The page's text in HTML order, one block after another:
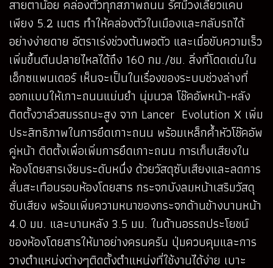
สายตาน้อย คล่องตัวทุกสภาพถนน รัศมีวงเลี้ยวแคบ
เพียง 5.2 เมตร ทำให้คล่องตัวในเมืองและกลับรถได้
อย่างง่ายดาย อัตราเร่งช่วงต้นพอตัว และเมื่อขับความเร็ว
เพิ่มขึ้นตีนปลายไหลได้ถึง 160 กม./ชม. สิ่งที่โดดเด่นใน
เอ็กซแพนเดอร์ เห็นจะเป็นในเรื่องของระบบช่วงล่างที่
ออกแบบให้เกาะถนนแม่นยำ นุ่มนวล โช๊คอัพหน้า-หลัง
ติดตั้งวาล์วสมรรถนะสูง จาก Lancer Evolution X เพิ่ม
ประสิทธิภาพในการยึดเกาะถนน พร้อมเหล็กค้ำหัวโช๊คอัพ
คู่หน้า ติดตั้งเพื่อเพิ่มการยึดเกาะถนน การเก็บเสียงใน
ห้องโดยสารเงียบระดับหนึ่ง ด้วยวัสดุซับเสียงและลดการ
สั่นสะเทือนรอบห้องโดยสาร กระจกบังลมหน้าเสริมวัสดุ
ซับเสียง พร้อมเพิ่มความหนาของกระจกด้านข้างบานหน้า
4.0 มม. และบานหลัง 3.5 มม. ในด้านอรรถประโยชน์
ของห้องโดยสารให้มาอย่างครนครัน ปุ่มควบคุมและการ
วางตำแหน่งต่างๆติดตั้งตำแหน่งที่ใช้งานได้ง่าย เบาะ